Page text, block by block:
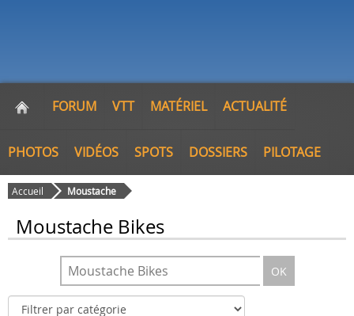
FORUM VTT MATÉRIEL ACTUALITÉ
PHOTOS VIDÉOS SPOTS DOSSIERS PILOTAGE
Accueil Moustache
Moustache Bikes
OK